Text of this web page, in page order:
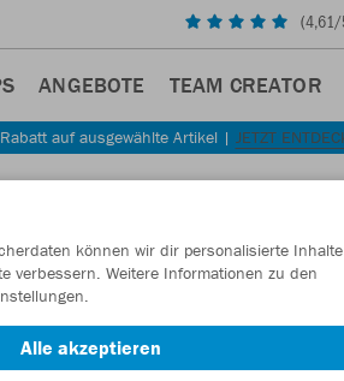
(4,61/
ANGEBOTE TEAM CREATOR
auf ausgewählte Artikel | JETZT
können wir dir personalisierte Inhalte
verbessern. Weitere Informationen zu den
Alle akzeptieren